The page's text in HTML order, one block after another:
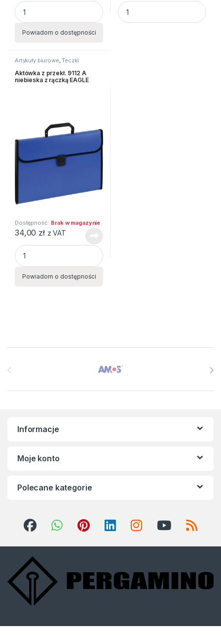
CLIPBOARD DESKA Q-CONNECT A4 Z KLIPEM PVC MIX
Powiadom o dostępności
KARTECZKI
Artykuły biurowe,Teczki
Aktówka z przekł. 9112 A
niebieska z rączką EAGLE
Dostępność: Brak w magazynie
34,00 zł z VAT
Aktówka z przekł. 9112 A niebieska z rączką EAGLE quantity
Powiadom o dostępności
Informacje
Moje konto
Polecane kategorie